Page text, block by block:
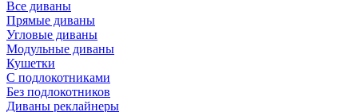
Все диваны
Прямые диваны
Угловые диваны
Модульные диваны
Кушетки
С подлокотниками
Без подлокотников
Диваны реклайнеры